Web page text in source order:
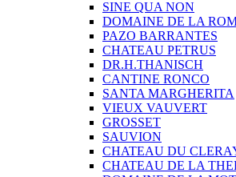
SINE QUA NON
DOMAINE DE LA
PAZO BARRANTES
CHATEAU PETRUS
DR.H.THANISCH
CANTINE RONCO
SANTA MARGHERITA
VIEUX VAUVERT
GROSSET
SAUVION
CHATEAU DU
CHATEAU DE LA